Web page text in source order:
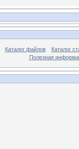
Каталог файлов
Каталог
Полезная